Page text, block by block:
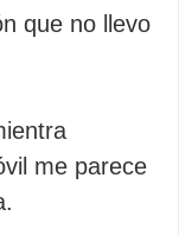
que no llevo
me parece